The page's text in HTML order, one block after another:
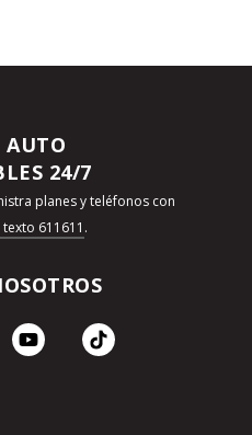
AUTO
24/7
planes y teléfonos con
611611 .